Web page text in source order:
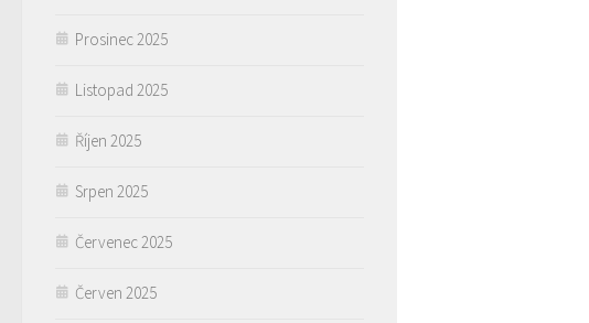
Prosinec 2025
Listopad 2025
Říjen 2025
Srpen 2025
Červenec 2025
Červen 2025